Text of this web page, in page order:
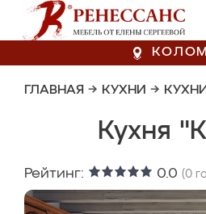
ГЛАВНАЯ → КУХНИ →
Кухня
Рейтинг: 0.0 (0